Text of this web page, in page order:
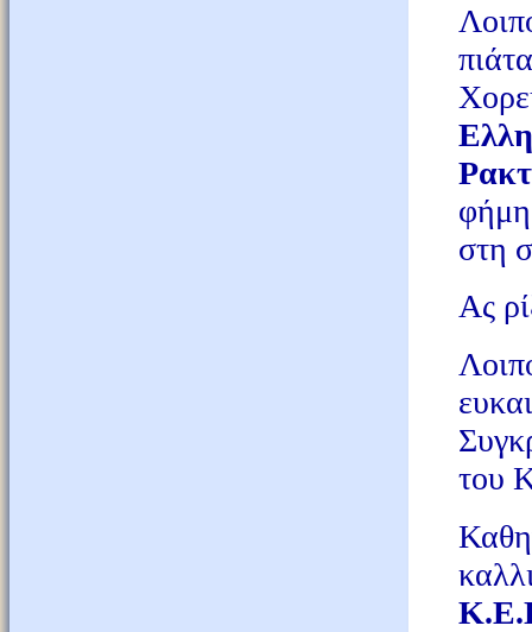
στη
Ας
του